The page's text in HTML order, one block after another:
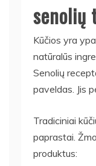
senolių
Kūčios yra
natūralūs
Senolių
paveldas. Jis
Tradiciniai
paprastai.
produktus: